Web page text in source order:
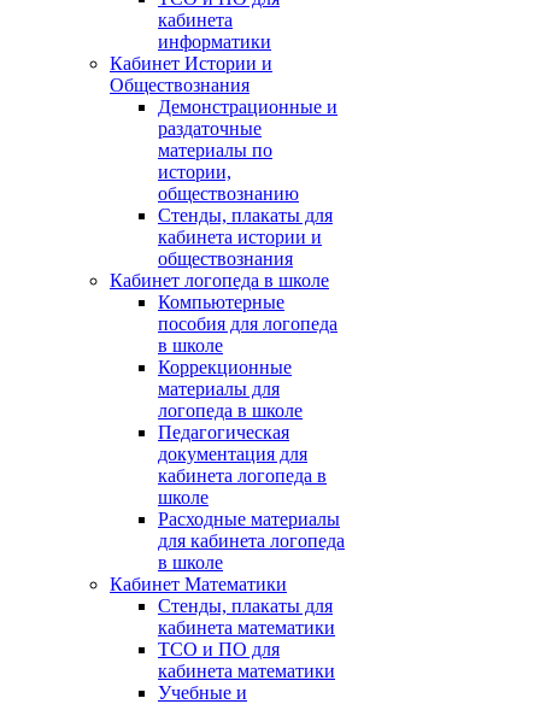
кабинета
информатики
Кабинет Истории и
Обществознания
Демонстрационные и
раздаточные
материалы по
истории,
обществознанию
Стенды, плакаты для
кабинета истории и
обществознания
Кабинет логопеда в школе
Компьютерные
пособия для логопеда
в школе
Коррекционные
материалы для
логопеда в школе
Педагогическая
документация для
кабинета логопеда в
школе
Расходные материалы
для кабинета логопеда
в школе
Кабинет Математики
Стенды, плакаты для
кабинета математики
ТСО и ПО для
кабинета математики
Учебные и